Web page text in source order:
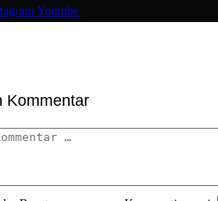
Youtube
Kommentar